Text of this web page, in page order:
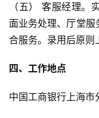
（五） 客服经理。
面业务处理、厅堂
合服务。录用后原则
四、工作地点
中国工商银行上海市